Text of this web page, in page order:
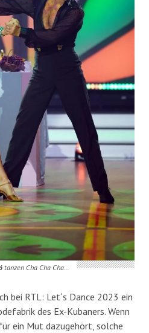
tanzen Cha Cha Cha…
bei RTL: Let´s Dance 2023 ein
des Ex-Kubaners. Wenn
ein Mut dazugehört, solche